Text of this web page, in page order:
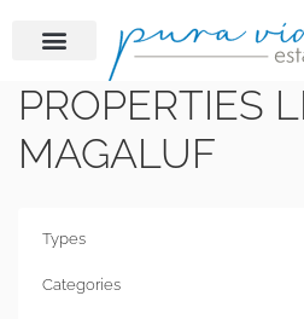
PROPERTIES
MAGALUF
Types
Categories